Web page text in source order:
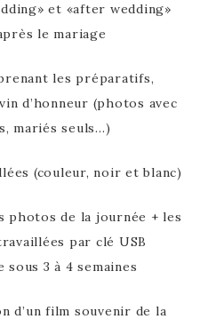
et «after wedding»
le mariage
les préparatifs,
d’honneur (photos avec
mariés seuls…)
(couleur, noir et blanc)
photos de la journée + les
par clé USB
sous 3 à 4 semaines
d’un film souvenir de la